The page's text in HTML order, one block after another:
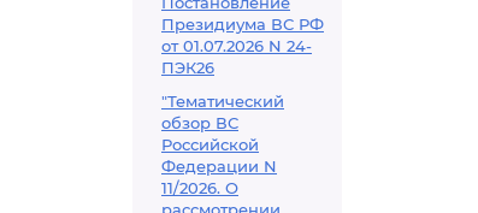
Президиума ВС РФ
от 01.07.2026 N 24-
ПЭК26
"Тематический
обзор ВС
Российской
Федерации N
11/2026. О